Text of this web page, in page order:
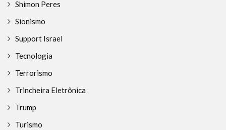
Shimon Peres
Sionismo
Support Israel
Tecnologia
Terrorismo
Trincheira Eletrônica
Trump
Turismo